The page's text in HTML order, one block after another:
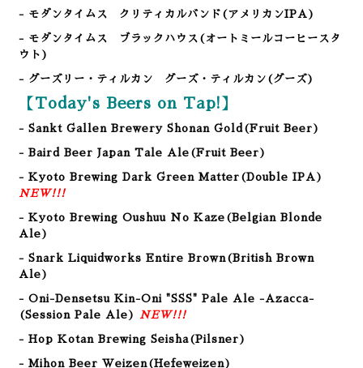
- モダンタイムス クリティカルバンド(アメリカンIPA)
- モダンタイムス ブラックハウス(オートミールコーヒースタ
ウト)
- グーズリー・ティルカン グーズ・ティルカン (グーズ)
【Today's Beers on Tap!】
- Sankt Gallen Brewery Shonan Gold(Fruit Beer)
- Baird Beer Japan Tale Ale (Fruit Beer)
- Kyoto Brewing Dark Green Matter(Double IPA)
NEW!!!
- Kyoto Brewing Oushuu No Kaze(Belgian Blonde
Ale)
- Snark Liquidworks Entire Brown(British Brown
Ale)
- Oni-Densetsu Kin-Oni "SSS" Pale Ale -Azacca-
(Session Pale Ale) NEW!!!
- Hop Kotan Brewing Seisha(Pilsner)
- Mihon Beer Weizen(Hefeweizen)